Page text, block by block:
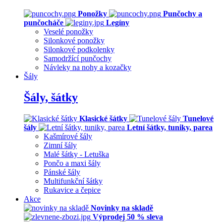
Ponožky
Punčochy a
punčocháče
Legíny
Veselé ponožky
Silonkové ponožky
Silonkové podkolenky
Samodržící punčochy
Návleky na nohy a kozačky
Šály
Šály, šátky
Klasické šátky
Tunelové
šály
Letní šátky, tuniky, parea
Kašmírové šály
Zimní šály
Malé šátky - Letuška
Pončo a maxi šály
Pánské šály
Multifunkční šátky
Rukavice a čepice
Akce
Novinky na skladě
Výprodej 50 % sleva